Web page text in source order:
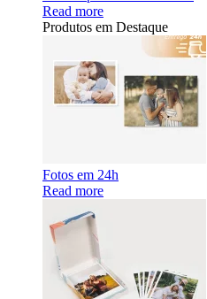
Read more
Produtos em Destaque
Fotos em 24h
Read more